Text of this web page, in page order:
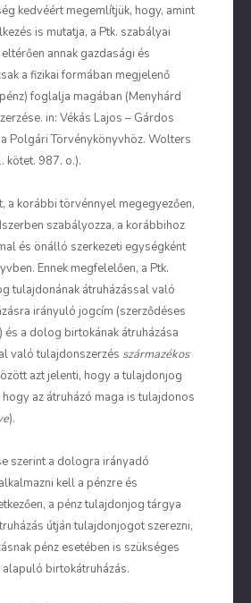
kedvéért megemlítjük, hogy, amint
is mutatja, a Ptk. szabályai
annak gazdasági és
a fizikai formában megjelenő
foglalja magában (Menyhárd
in: Vékás Lajos – Gárdos
Polgári Törvénykönyvhöz. Wolters
kötet. 987. o.).
a korábbi törvénnyel megegyezően,
szabályozza, a korábbihoz
és önálló szerkezeti egységként
Ennek megfelelően, a Ptk.
tulajdonának átruházással való
irányuló jogcím (szerződéses
a dolog birtokának átruházása
való tulajdonszerzés származékos
azt jelenti, hogy a tulajdonjog
az átruházó maga is tulajdonos
).
szerint a dologra irányadó
kell a pénzre és
a pénz tulajdonjog tárgya
útján tulajdonjogot szerezni,
pénz esetében is szükséges
alapuló birtokátruházás.